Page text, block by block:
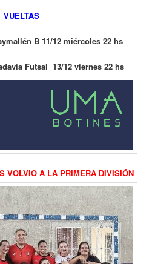
VUELTAS
B 11/12 miércoles 22 hs
Futsal 13/12 viernes 22 hs
VOLVIO A LA PRIMERA DIVISIÓN